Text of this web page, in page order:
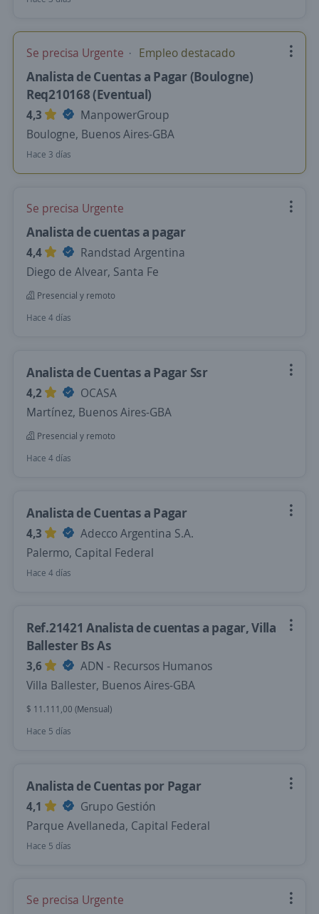
Se precisa Urgente Empleo destacado
Analista de Cuentas a Pagar (Boulogne)
Req210168 (Eventual)
4,3
ManpowerGroup
Boulogne, Buenos Aires-GBA
Hace 3 días
Se precisa Urgente
Analista de cuentas a pagar
4,4
Randstad Argentina
Diego de Alvear, Santa Fe
Presencial y remoto
Hace 4 días
Analista de Cuentas a Pagar Ssr
4,2
OCASA
Martínez, Buenos Aires-GBA
Presencial y remoto
Hace 4 días
Analista de Cuentas a Pagar
4,3
Adecco Argentina S.A.
Palermo, Capital Federal
Hace 4 días
Ref.21421 Analista de cuentas a pagar, Villa
Ballester Bs As
3,6
ADN - Recursos Humanos
Villa Ballester, Buenos Aires-GBA
$ 11.111,00 (Mensual)
Hace 5 días
Analista de Cuentas por Pagar
4,1
Grupo Gestión
Parque Avellaneda, Capital Federal
Hace 5 días
Se precisa Urgente